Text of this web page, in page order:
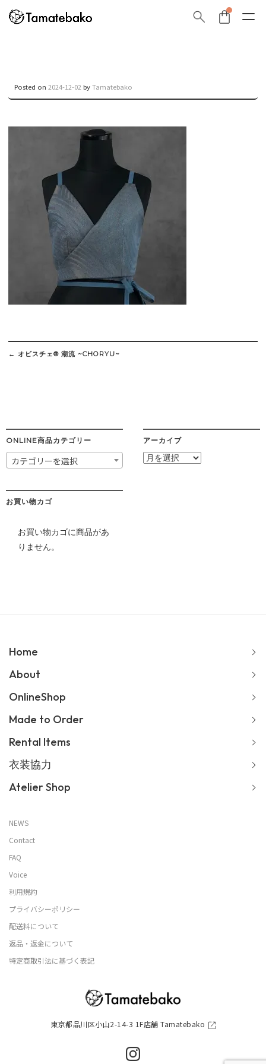
Posted on 2024-12-02 byTamatebako
Post
navigation
← オビスチェ®︎ 潮流 ~CHORYU~
ONLINE商品カテゴリー
カテゴリーを選択
アーカイブ
ア
お買い物カゴ
お買い物カゴに商品があ
りません。
東京都品川区小山2-14-3 1F店舗 Tamatebako
Home
About
OnlineShop
Made to Order
Rental Items
衣装協力
Atelier Shop
NEWS
Contact
FAQ
Voice
利用規約
プライバシーポリシー
配送料について
返品・返金について
特定商取引法に基づく表記